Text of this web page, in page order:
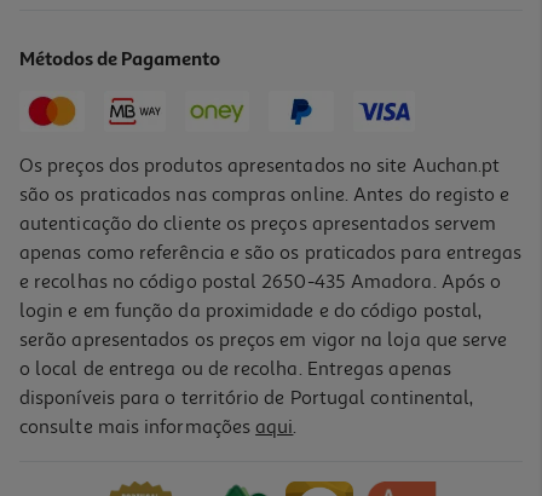
Soja Fermentada Laoganma Em Óleo De Chilli 280g
Métodos de Pagamento
Os preços dos produtos apresentados no site Auchan.pt
são os praticados nas compras online. Antes do registo e
autenticação do cliente os preços apresentados servem
apenas como referência e são os praticados para entregas
e recolhas no código postal 2650-435 Amadora. Após o
login e em função da proximidade e do código postal,
serão apresentados os preços em vigor na loja que serve
o local de entrega ou de recolha. Entregas apenas
disponíveis para o território de Portugal continental,
consulte mais informações aqui.